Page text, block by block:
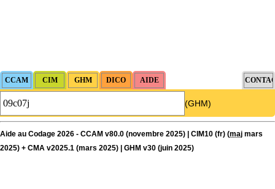
(GHM)
Aide au Codage 2026 - CCAM v80.0 (novembre 2025) | CIM10 (fr) (maj mars
2025) + CMA v2025.1 (mars 2025) | GHM v30 (juin 2025)